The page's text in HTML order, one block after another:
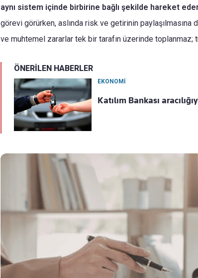
aynı sistem içinde birbirine bağlı şekilde hareket
görevi görürken, aslında risk ve getirinin paylaşılmasına
ve muhtemel zararlar tek bir tarafın üzerinde toplanmaz;
ÖNERİLEN HABERLER
EKONOMİ
Katılım Bankası